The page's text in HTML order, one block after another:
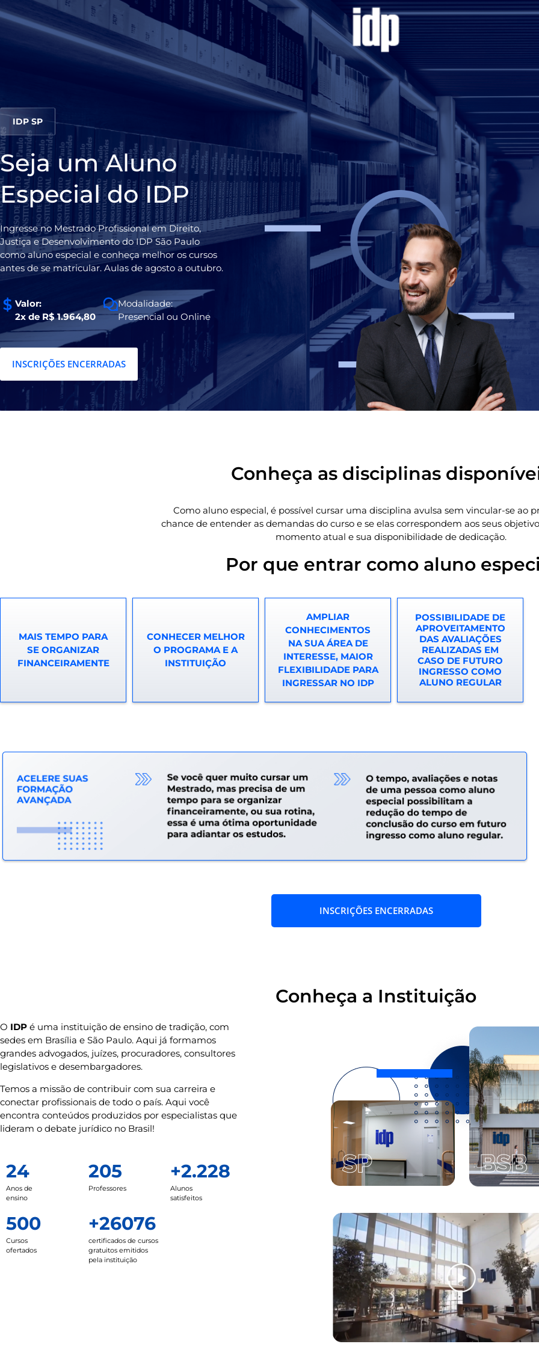
IDP SP
Seja um Aluno
Especial do IDP
Ingresse no Mestrado Profissional em Direito,
Justiça e Desenvolvimento do IDP São Paulo
como aluno especial e conheça melhor os cursos
antes de se matricular. Aulas de agosto a outubro.
Valor:
2x de R$ 1.964,80
Modalidade:
Presencial ou Online
INSCRIÇÕES ENCERRADAS
Conheça as disciplinas
Como aluno especial, é possível cursar uma disciplina avulsa sem vincular-se ao
chance de entender as demandas do curso e se elas correspondem aos seus
momento atual e sua disponibilidade de dedicação.
Por que entrar como aluno
MAIS TEMPO PARA
SE ORGANIZAR
FINANCEIRAMENTE
CONHECER MELHOR
O PROGRAMA E A
INSTITUIÇÃO
AMPLIAR
CONHECIMENTOS
NA SUA ÁREA DE
INTERESSE, MAIOR
FLEXIBILIDADE PARA
INGRESSAR NO IDP
POSSIBILIDADE DE
APROVEITAMENTO
DAS AVALIAÇÕES
REALIZADAS EM
CASO DE FUTURO
INGRESSO COMO
ALUNO REGULAR
INSCRIÇÕES ENCERRADAS
Conheça a Instituição
O IDP é uma instituição de ensino de tradição, com
sedes em Brasília e São Paulo. Aqui já formamos
grandes advogados, juízes, procuradores, consultores
legislativos e desembargadores.
Temos a missão de contribuir com sua carreira e
conectar profissionais de todo o país. Aqui você
encontra conteúdos produzidos por especialistas que
lideram o debate jurídico no Brasil!
24
Anos de
ensino
205
Professores
+2.228
Alunos
satisfeitos
500
Cursos
ofertados
+26076
certificados de cursos
gratuitos emitidos
pela instituição